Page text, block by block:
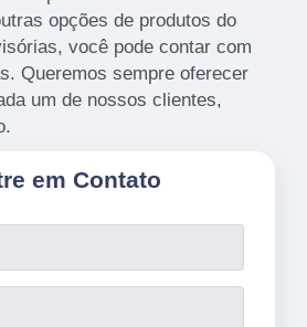
opções de produtos do
você pode contar com
Queremos sempre oferecer
um de nossos clientes,
em Contato